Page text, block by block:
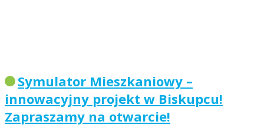
Symulator Mieszkaniowy –
innowacyjny projekt w Biskupcu!
Zapraszamy na otwarcie!